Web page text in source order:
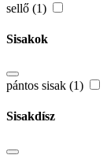
sellő (1)
Sisakok
pántos sisak (1)
Sisakdísz